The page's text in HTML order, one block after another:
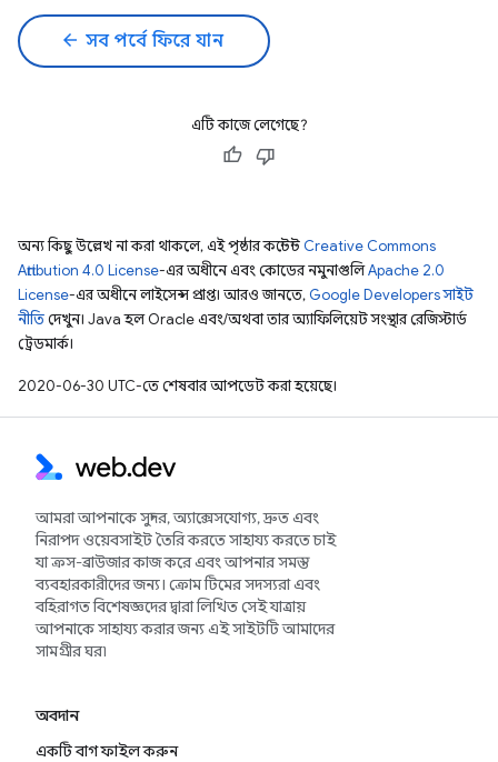
arrow_back সব পর্বে ফিরে যান
এটি কাজে লেগেছে?
অন্য কিছু উল্লেখ না করা থাকলে, এই পৃষ্ঠার কন্টেন্ট Creative Commons
Attribution 4.0 License-এর অধীনে এবং কোডের নমুনাগুলিApache 2.0
License-এর অধীনে লাইসেন্স প্রাপ্ত। আরও জানতে, Google Developers সাইট
নীতিদেখুন। Java হল Oracle এবং/অথবা তার অ্যাফিলিয়েট সংস্থার রেজিস্টার্ড
ট্রেডমার্ক।
2020-06-30 UTC-তে শেষবার আপডেট করা হয়েছে।
আমরা আপনাকে সুন্দর, অ্যাক্সেসযোগ্য, দ্রুত এবং
নিরাপদ ওয়েবসাইট তৈরি করতে সাহায্য করতে চাই
যা ক্রস-ব্রাউজার কাজ করে এবং আপনার সমস্ত
ব্যবহারকারীদের জন্য। ক্রোম টিমের সদস্যরা এবং
বহিরাগত বিশেষজ্ঞদের দ্বারা লিখিত সেই যাত্রায়
আপনাকে সাহায্য করার জন্য এই সাইটটি আমাদের
সামগ্রীর ঘর৷
অবদান
একটি বাগ ফাইল করুন